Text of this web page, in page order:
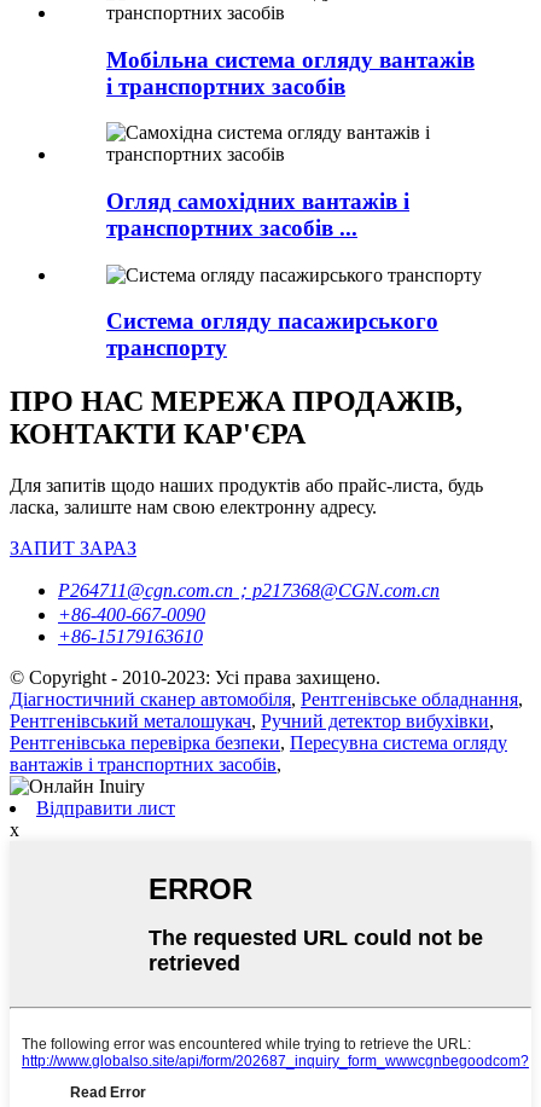
Мобільна система огляду вантажів
і транспортних засобів
Огляд самохідних вантажів і
транспортних засобів ...
Система огляду пасажирського
транспорту
ПРО НАС МЕРЕЖА ПРОДАЖІВ,
КОНТАКТИ КАР'ЄРА
Для запитів щодо наших продуктів або прайс-листа, будь
ласка, залиште нам свою електронну адресу.
ЗАПИТ ЗАРАЗ
P264711@cgn.com.cn；p217368@CGN.com.cn
+86-400-667-0090
+86-15179163610
© Copyright - 2010-2023: Усі права захищено.
Діагностичний сканер автомобіля, Рентгенівське обладнання,
Рентгенівський металошукач, Ручний детектор вибухівки,
Рентгенівська перевірка безпеки, Пересувна система огляду
вантажів і транспортних засобів,
Відправити лист
x